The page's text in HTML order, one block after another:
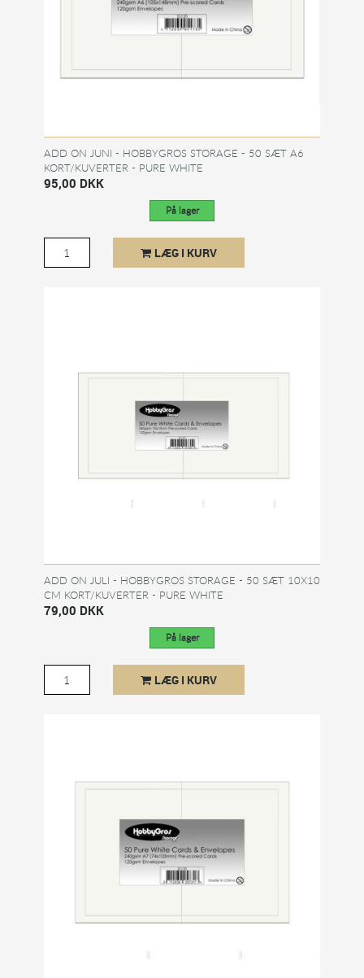
ADD ON JUNI - HOBBYGROS STORAGE - 50 SÆT A6
KORT/KUVERTER - PURE WHITE
95,00 DKK
På lager
LÆG I KURV
ADD ON JULI - HOBBYGROS STORAGE - 50 SÆT 10X10
CM KORT/KUVERTER - PURE WHITE
79,00 DKK
På lager
LÆG I KURV